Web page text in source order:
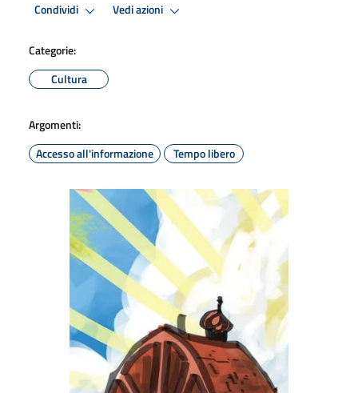
Condividi Vedi azioni
Categorie:
Cultura
Argomenti:
Accesso all'informazione
Tempo libero